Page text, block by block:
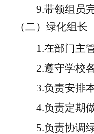
9.带领组员
（二）绿化组长
1.在部门主
2.遵守学校
3.负责安排
4.负责定期
5.负责协调